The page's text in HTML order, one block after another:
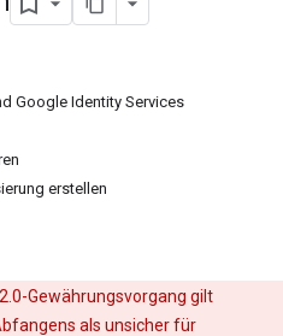
Google Identity Services
erstellen
Gewährungsvorgang gilt
als unsicher für